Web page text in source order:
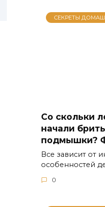
СЕКРЕТЫ
Со скольки
начали
подмышки?
Все зависит от
особенностей
0